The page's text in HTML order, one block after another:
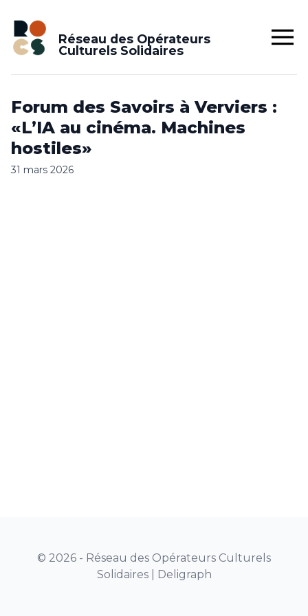
Réseau des Opérateurs
Culturels Solidaires
Forum des Savoirs à Verviers :
«L’IA au cinéma. Machines
hostiles»
31 mars 2026
© 2026 - Réseau des Opérateurs Culturels
Solidaires | Deligraph